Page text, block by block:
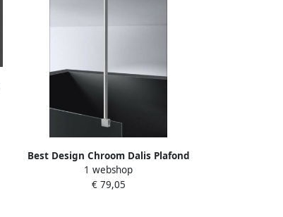
Best Design Chroom Dalis Plafond
Stabilisatiestang 100cm voor 8mm
glasdikte Chroom 4014040
1 webshop
€ 79,05